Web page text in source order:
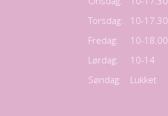
Torsdag:
10-17.30
Fredag:
10-18.00
Lørdag:
10-14
Søndag:
Lukket